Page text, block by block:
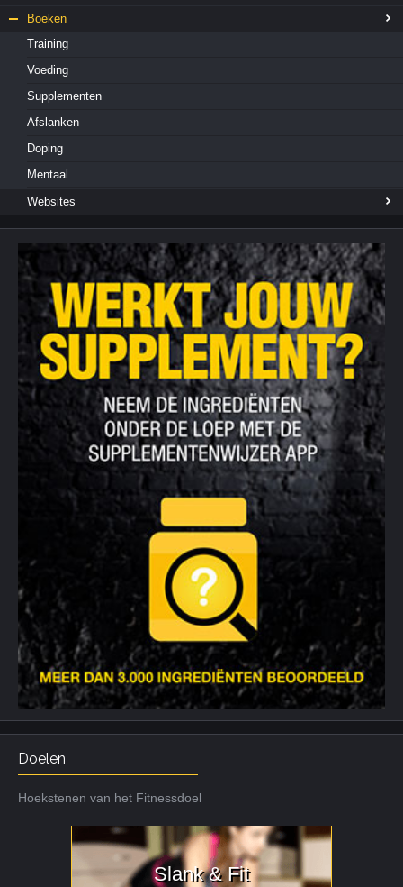
Boeken
Training
Voeding
Supplementen
Afslanken
Doping
Mentaal
Websites
Doelen
Hoekstenen van het Fitnessdoel
Slank & Fit